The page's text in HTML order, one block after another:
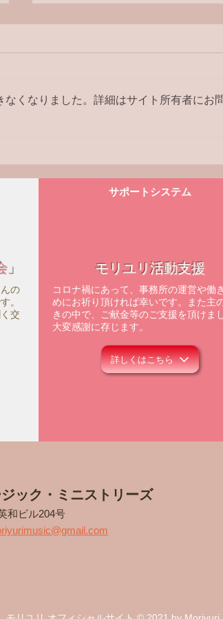
くなりました。詳細はサイト所有者にお
の
。
交
サポートシステム
モリユリ活動支援
コロナ禍にあって、事務所の運営や働
めにお祈り頂ければ幸いです。また主
きの中で、ご献金等のご支援を頂けま
大変感謝に存じます。
詳しくはこちら
ック・ミニストリーズ
和ビル204号